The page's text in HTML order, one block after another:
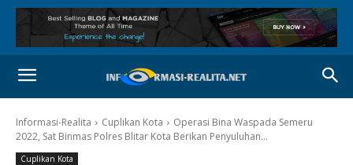
Informasi-Realita Cuplikan Kota
Operasi Bina Waspada Semeru
2022, Sat Binmas Polres Blitar Kota Berikan Penyuluhan...
Cuplikan Kota